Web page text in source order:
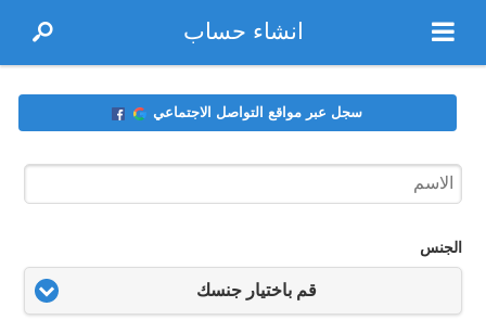
انشاء حساب
سجل عبر مواقع التواصل الاجتماعي
الجنس
قم باختيار جنسك